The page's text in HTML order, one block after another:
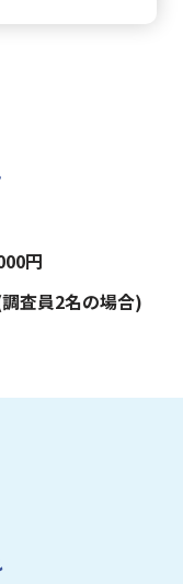
円
査員2名の場合)